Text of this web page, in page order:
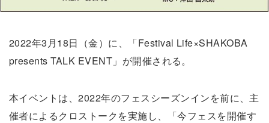
2022年3月18日（金）に、「Festival Life×SHAKOBA
presents TALK EVENT」が開催される。
本イベントは、2022年のフェスシーズンインを前に、主
催者によるクロストークを実施し、「今フェスを開催す